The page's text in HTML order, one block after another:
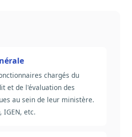
chargés du
et de l'évaluation des
au sein de leur ministère.
IGEN, etc.